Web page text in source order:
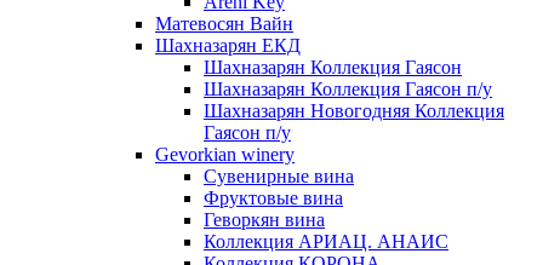
Матевосян Вайн
Шахназарян ЕКД
Шахназарян Коллекция Гаясон
Шахназарян Коллекция Гаясон п/у
Шахназарян Новогодняя Коллекция
Гаясон п/у
Gevorkian winery
Сувенирные вина
Фруктовые вина
Геворкян вина
Коллекция АРИАЦ. АНАИС